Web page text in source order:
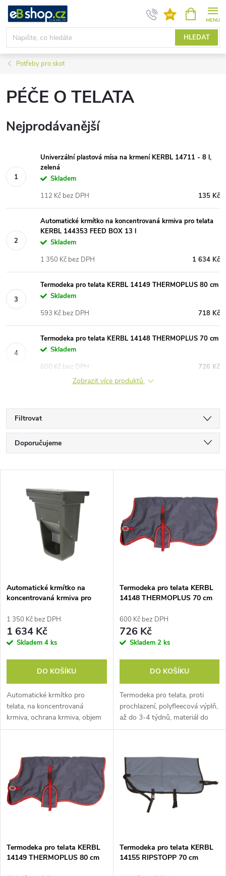
Přejít
obsah
HLEDAT
NÁKUPNÍ
KOŠÍK
Potřeby pro skot
PÉČE O TELATA
Nejprodávanější
Univerzální plastová mísa na krmení KERBL 14711 - 8 l,
zelená
Skladem
135 Kč
112 Kč bez DPH
Automatické krmítko na koncentrovaná krmiva pro telata
KERBL 144353 FEED BOX 13 l
Skladem
1 634 Kč
1 350 Kč bez DPH
Termodeka pro telata KERBL 14149 THERMOPLUS 80 cm
Skladem
718 Kč
593 Kč bez DPH
Termodeka pro telata KERBL 14148 THERMOPLUS 70 cm
Skladem
726 Kč
600 Kč bez DPH
Zobrazit více produktů
Filtrovat
Ř
a
p
r
o
u
k
ů
Doporučujeme
Nejprodávanější
Abecedně
s
p
r
o
d
u
k
ů
Automatické krmítko na
koncentrovaná krmiva pro
BOX 13 l
1 350 Kč bez DPH
1 634 Kč
Skladem 4 ks
DO KOŠÍKU
Automatické krmítko pro
telata, na koncentrovaná
krmiva, ochrana krmiva, objem
13 litrů, rozměry 33x51,2x27
Termodeka pro telata KERBL
14148 THERMOPLUS 70 cm
600 Kč bez DPH
726 Kč
Skladem 2 ks
DO KOŠÍKU
Termodeka pro telata, proti
prochlazení, polyfleecová výplň,
až do 3-4 týdnů, materiál do
3000 mm, délka 70 cm.
Termodeka pro telata KERBL
14149 THERMOPLUS 80 cm
Termodeka pro telata KERBL
14155 RIPSTOPP 70 cm